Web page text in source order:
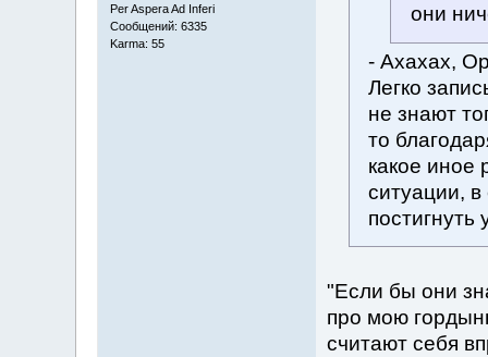
Per Aspera Ad Inferi
Сообщений: 6335
Karma: 55
они
- Ахахах,
Легко
не знают
то
какое иное
ситуации, в
"Если бы они
про мою
считают себя